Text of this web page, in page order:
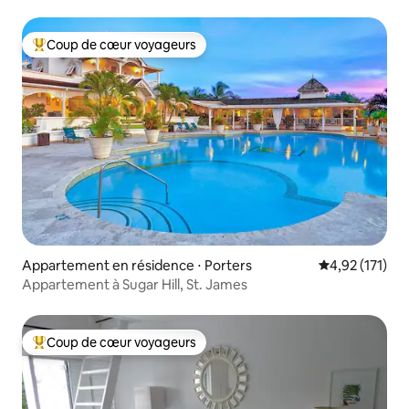
Coups de cœur voyageurs les plus appréciés
Coup de cœur voyageurs
Appartement en résidence ⋅ Porters Évaluation
4,92 (171)
Appartement à Sugar Hill, St. James
Coups de cœur voyageurs les plus appréciés
Coup de cœur voyageurs